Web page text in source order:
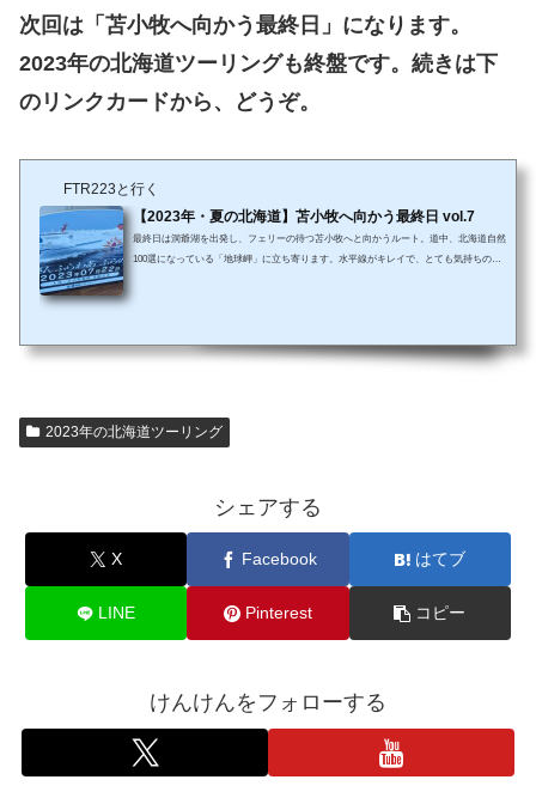
次回は「苫小牧へ向かう最終日」になります。
2023年の北海道ツーリングも終盤です。続きは下
のリンクカードから、どうぞ。
FTR223と行く
【2023年・夏の北海道】苫小牧へ向かう最終日 vol.7
最終日は洞爺湖を出発し、フェリーの待つ苫小牧へと向かうルート。道中、北海道自然
100選になっている「地球岬」に立ち寄ります。水平線がキレイで、とても気持ちのよ
ぎり湯は、登別温泉街の入口にあ...
2023年の北海道ツーリング
シェアする
X Facebook はてブ
LINE Pinterest コピー
けんけんをフォローする